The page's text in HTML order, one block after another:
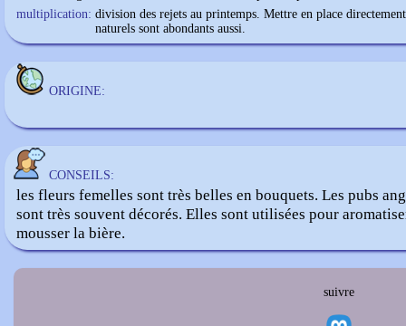
multiplication: division des rejets au printemps. Mettre en place
naturels sont abondants aussi.
ORIGINE:
CONSEILS:
les fleurs femelles sont très belles en bouquets. Les pubs
sont très souvent décorés. Elles sont utilisées pour
mousser la bière.
suivre